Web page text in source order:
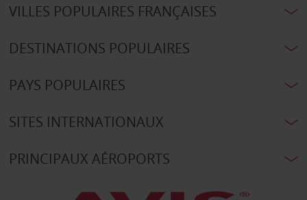
VILLES POPULAIRES FRANÇAISES
DESTINATIONS POPULAIRES
PAYS POPULAIRES
SITES INTERNATIONAUX
PRINCIPAUX AÉROPORTS